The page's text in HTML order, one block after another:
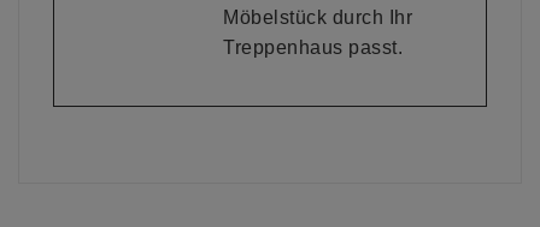
Möbelstück durch Ihr
Treppenhaus passt.